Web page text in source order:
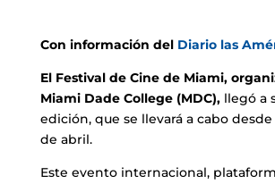
Con información del Diario las
El Festival de Cine de Miami,
Miami Dade College (MDC), llegó a
edición, que se llevará a cabo desde
de abril.
Este evento internacional,